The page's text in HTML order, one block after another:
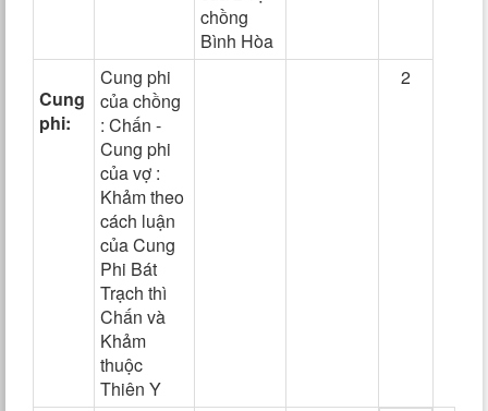
chồng
Bình Hòa
Cung
phi:
Cung phi
của chồng
: Chấn -
Cung phi
của vợ :
Khảm theo
cách luận
của Cung
Phi Bát
Trạch thì
Chấn và
Khảm
thuộc
Thiên Y
2